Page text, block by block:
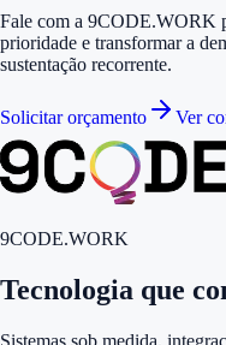
Fale com a 9CODE.WORK
prioridade e transformar a
sustentação recorrente.
Solicitar orçamento Ver
9CODE.WORK
Tecnologia que
Sistemas sob medida,